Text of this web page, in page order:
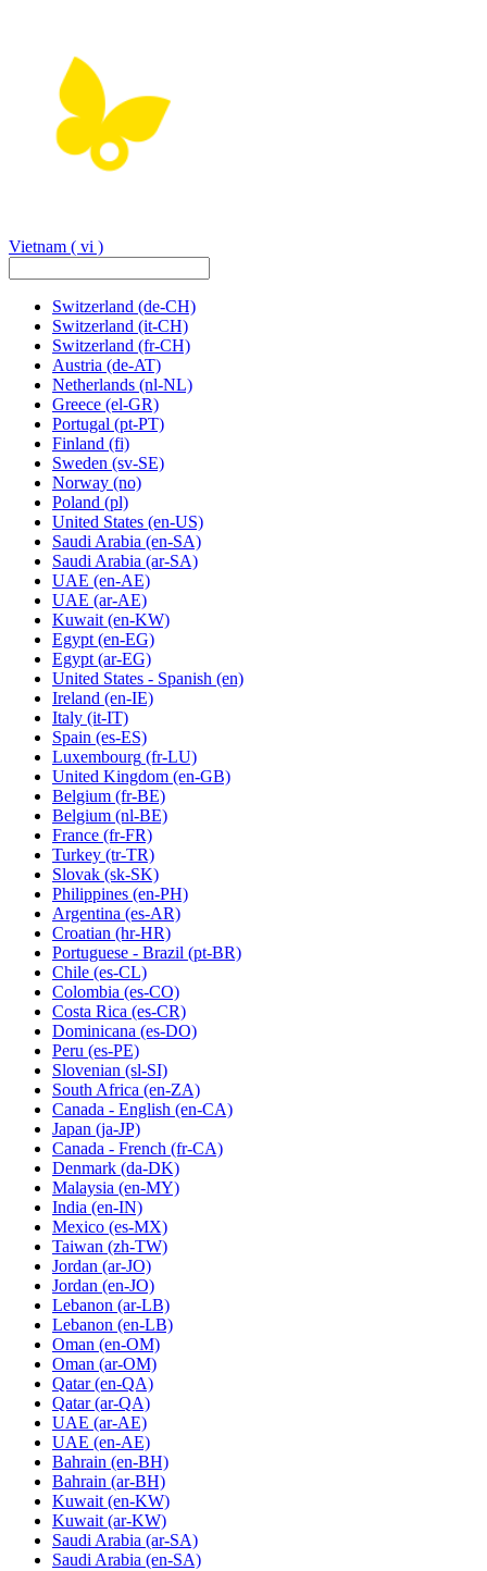
Vietnam ( vi )
Switzerland (de-CH)
Switzerland (it-CH)
Switzerland (fr-CH)
Austria (de-AT)
Netherlands (nl-NL)
Greece (el-GR)
Portugal (pt-PT)
Finland (fi)
Sweden (sv-SE)
Norway (no)
Poland (pl)
United States (en-US)
Saudi Arabia (en-SA)
Saudi Arabia (ar-SA)
UAE (en-AE)
UAE (ar-AE)
Kuwait (en-KW)
Egypt (en-EG)
Egypt (ar-EG)
United States - Spanish (en)
Ireland (en-IE)
Italy (it-IT)
Spain (es-ES)
Luxembourg (fr-LU)
United Kingdom (en-GB)
Belgium (fr-BE)
Belgium (nl-BE)
France (fr-FR)
Turkey (tr-TR)
Slovak (sk-SK)
Philippines (en-PH)
Argentina (es-AR)
Croatian (hr-HR)
Portuguese - Brazil (pt-BR)
Chile (es-CL)
Colombia (es-CO)
Costa Rica (es-CR)
Dominicana (es-DO)
Peru (es-PE)
Slovenian (sl-SI)
South Africa (en-ZA)
Canada - English (en-CA)
Japan (ja-JP)
Canada - French (fr-CA)
Denmark (da-DK)
Malaysia (en-MY)
India (en-IN)
Mexico (es-MX)
Taiwan (zh-TW)
Jordan (ar-JO)
Jordan (en-JO)
Lebanon (ar-LB)
Lebanon (en-LB)
Oman (en-OM)
Oman (ar-OM)
Qatar (en-QA)
Qatar (ar-QA)
UAE (ar-AE)
UAE (en-AE)
Bahrain (en-BH)
Bahrain (ar-BH)
Kuwait (en-KW)
Kuwait (ar-KW)
Saudi Arabia (ar-SA)
Saudi Arabia (en-SA)